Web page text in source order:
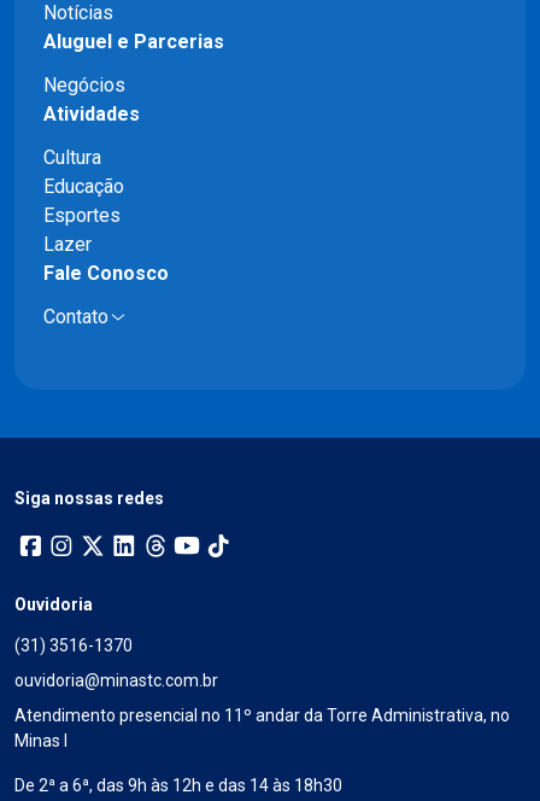
Notícias
Aluguel e Parcerias
Negócios
Atividades
Cultura
Educação
Esportes
Lazer
Fale Conosco
Contato
Siga nossas redes
Ouvidoria
(31) 3516-1370
ouvidoria@minastc.com.br
Atendimento presencial no 11º andar da Torre Administrativa, no
Minas I
De 2ª a 6ª, das 9h às 12h e das 14 às 18h30